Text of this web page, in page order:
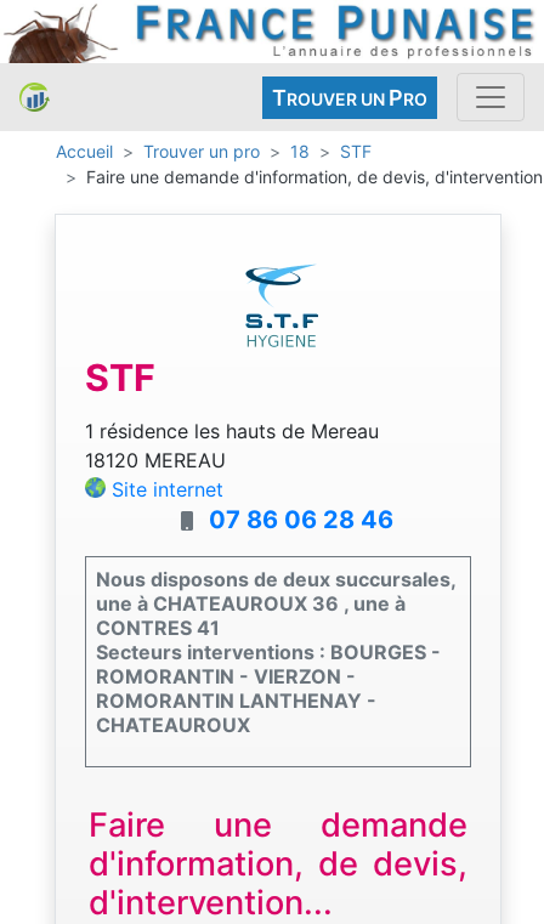
TROUVER UN PRO
Accueil Trouver un pro 18
STF
Faire une demande d'information, de devis, d'intervention
STF
1 résidence les hauts de Mereau
18120 MEREAU
Site internet
07 86 06 28 46
Nous disposons de deux succursales,
une à CHATEAUROUX 36 , une à
CONTRES 41
Secteurs interventions : BOURGES -
ROMORANTIN - VIERZON -
ROMORANTIN LANTHENAY -
CHATEAUROUX
Faire une demande
d'information, de devis,
d'intervention...